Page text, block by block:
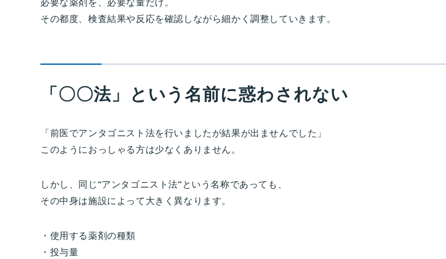
その都度、検査結果や反応を確認しながら細かく調整していきます。
「〇〇法」という名前に惑わされない
「前医でアンタゴニスト法を行いましたが結果が出ませんでした」
このようにおっしゃる方は少なくありません。
しかし、同じ“アンタゴニスト法”という名称であっても、
その中身は施設によって大きく異なります。
・使用する薬剤の種類
・投与量